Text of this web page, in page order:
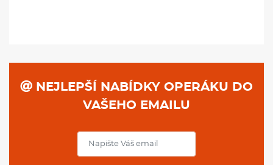
NEJLEPŠÍ NABÍDKY OPERÁKU DO
VAŠEHO EMAILU